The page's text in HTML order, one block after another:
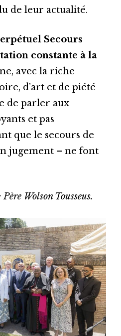
de leur actualité.
Secours
constante à la
avec la riche
d’art et de piété
de parler aux
et pas
que le secours de
jugement – ne font
Wolson Tousseus.